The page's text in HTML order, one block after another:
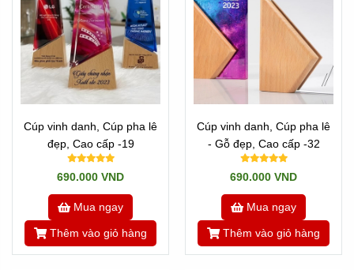
mọi yêu cầu!
Cúp vinh danh, Cúp pha lê
đẹp, Cao cấp -19
690.000 VND
Mua ngay
Thêm vào giỏ hàng
Cúp vinh danh, Cúp pha lê
- Gỗ đẹp, Cao cấp -32
690.000 VND
Mua ngay
Thêm vào giỏ hàng